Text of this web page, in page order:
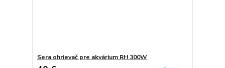
Sera ohrievač pre akvárium RH 300W